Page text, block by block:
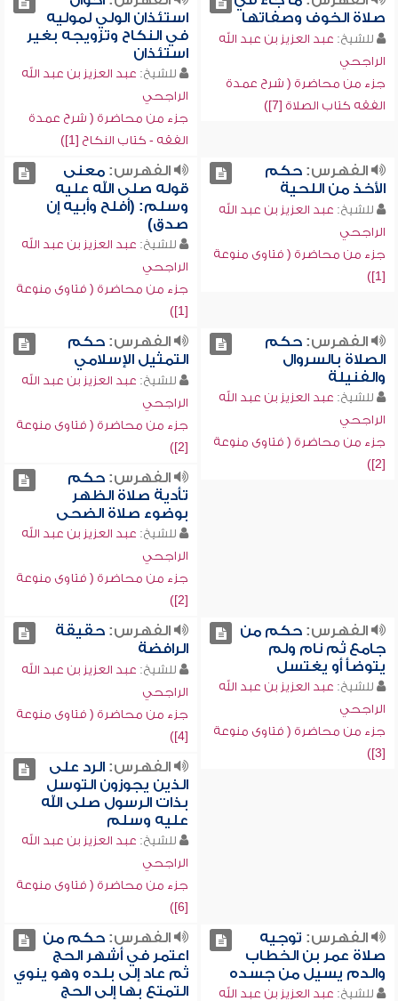
صلاة الخوف وصفاتها
للشيخ: عبد العزيز بن عبد الله
الراجحي
جزء من محاضرة ( شرح عمدة
الفقه كتاب الصلاة [7])
استئذان الولي لموليه
في النكاح وتزويجه بغير
استئذان
للشيخ: عبد العزيز بن عبد الله
الراجحي
جزء من محاضرة ( شرح عمدة
الفقه - كتاب النكاح [1])
الفهرس:حكم
الأخذ من اللحية
للشيخ: عبد العزيز بن عبد الله
الراجحي
جزء من محاضرة ( فتاوى منوعة
[1])
الفهرس:معنى
قوله صلى الله عليه
وسلم: (أفلح وأبيه إن
صدق)
للشيخ: عبد العزيز بن عبد الله
الراجحي
جزء من محاضرة ( فتاوى منوعة
[1])
الفهرس:حكم
الصلاة بالسروال
والفنيلة
للشيخ: عبد العزيز بن عبد الله
الراجحي
جزء من محاضرة ( فتاوى منوعة
[2])
الفهرس:حكم
التمثيل الإسلامي
للشيخ: عبد العزيز بن عبد الله
الراجحي
جزء من محاضرة ( فتاوى منوعة
[2])
الفهرس:حكم
تأدية صلاة الظهر
بوضوء صلاة الضحى
للشيخ: عبد العزيز بن عبد الله
الراجحي
جزء من محاضرة ( فتاوى منوعة
[2])
الفهرس:حكم من
جامع ثم نام ولم
يتوضأ أو يغتسل
للشيخ: عبد العزيز بن عبد الله
الراجحي
جزء من محاضرة ( فتاوى منوعة
[3])
الفهرس:حقيقة
الرافضة
للشيخ: عبد العزيز بن عبد الله
الراجحي
جزء من محاضرة ( فتاوى منوعة
[4])
الفهرس:الرد على
الذين يجوزون التوسل
بذات الرسول صلى الله
عليه وسلم
للشيخ: عبد العزيز بن عبد الله
الراجحي
جزء من محاضرة ( فتاوى منوعة
[6])
الفهرس: توجيه
صلاة عمر بن الخطاب
والدم يسيل من جسده
للشيخ: عبد العزيز بن عبد الله
الفهرس:حكم من
اعتمر في أشهر الحج
ثم عاد إلى بلده وهو ينوي
التمتع بها إلى الحج